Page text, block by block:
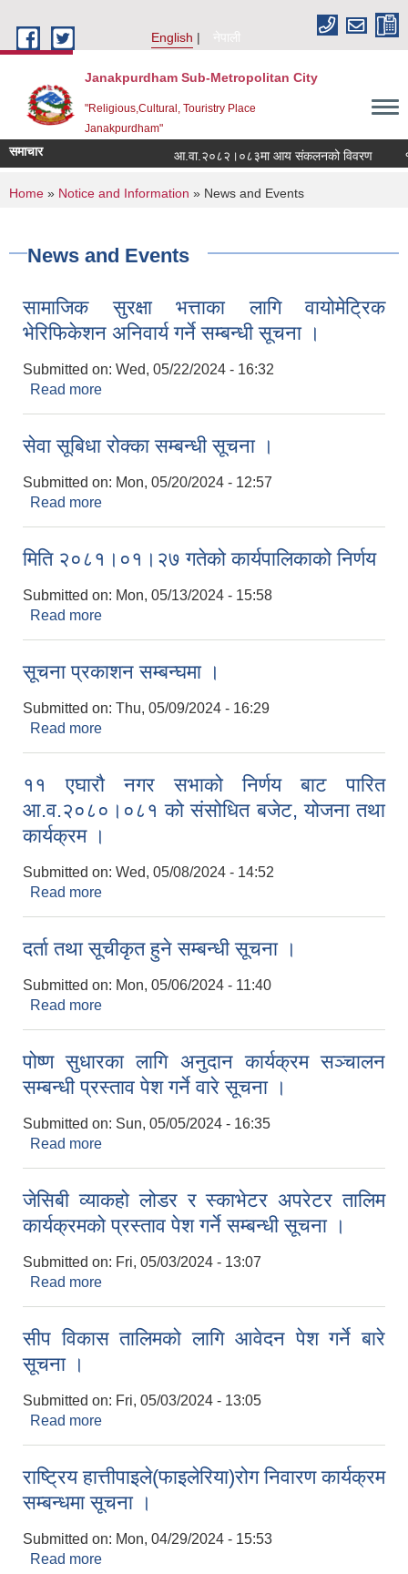
English
नेपाली
Janakpurdham Sub-Metropolitan City
"Religious,Cultural, Touristry Place
Janakpurdham"
समाचार आ.वा.२०८२।०८३मा आय संकलनको विवरण १५
You are here
Home » Notice and Information » News and Events
News and Events
सामाजिक सुरक्षा भत्ताका लागि वायोमेट्रिक
भेरिफिकेशन अनिवार्य गर्ने सम्बन्धी सूचना ।
Submitted on: Wed, 05/22/2024 - 16:32
Read more
सेवा सूबिधा रोक्का सम्बन्धी सूचना ।
Submitted on: Mon, 05/20/2024 - 12:57
Read more
मिति २०८१।०१।२७ गतेको कार्यपालिकाको निर्णय
Submitted on: Mon, 05/13/2024 - 15:58
Read more
सूचना प्रकाशन सम्बन्घमा ।
Submitted on: Thu, 05/09/2024 - 16:29
Read more
११ एघारौ नगर सभाको निर्णय बाट पारित
आ.व.२०८०।०८१ को संसोधित बजेट, योजना तथा
कार्यक्रम ।
Submitted on: Wed, 05/08/2024 - 14:52
Read more
दर्ता तथा सूचीकृत हुने सम्बन्धी सूचना ।
Submitted on: Mon, 05/06/2024 - 11:40
Read more
पोष्ण सुधारका लागि अनुदान कार्यक्रम सञ्चालन
सम्बन्धी प्रस्ताव पेश गर्ने वारे सूचना ।
Submitted on: Sun, 05/05/2024 - 16:35
Read more
जेसिबी व्याकहो लोडर र स्काभेटर अपरेटर तालिम
कार्यक्रमको प्रस्ताव पेश गर्ने सम्बन्धी सूचना ।
Submitted on: Fri, 05/03/2024 - 13:07
Read more
सीप विकास तालिमको लागि आवेदन पेश गर्ने बारे
सूचना ।
Submitted on: Fri, 05/03/2024 - 13:05
Read more
राष्ट्रिय हात्तीपाइले(फाइलेरिया)रोग निवारण कार्यक्रम
सम्बन्धमा सूचना ।
Submitted on: Mon, 04/29/2024 - 15:53
Read more